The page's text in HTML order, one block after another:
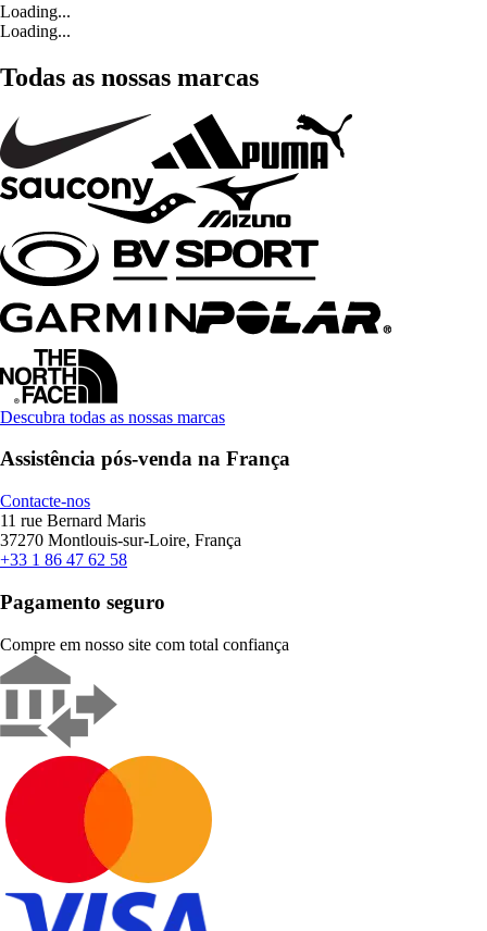
Loading...
Loading...
Todas as nossas marcas
Descubra todas as nossas marcas
Assistência pós-venda na França
Contacte-nos
11 rue Bernard Maris
37270 Montlouis-sur-Loire, França
+33 1 86 47 62 58
Pagamento seguro
Compre em nosso site com total confiança